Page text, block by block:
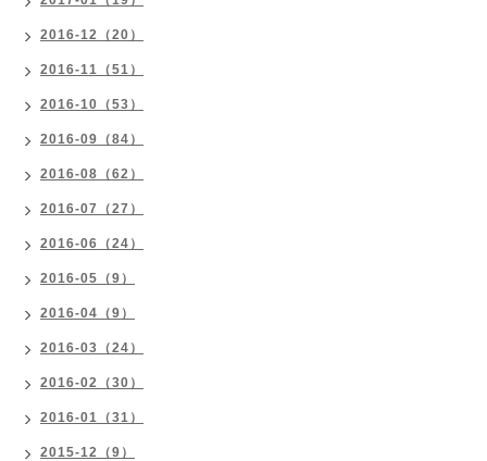
2016-12（20）
2016-11（51）
2016-10（53）
2016-09（84）
2016-08（62）
2016-07（27）
2016-06（24）
2016-05（9）
2016-04（9）
2016-03（24）
2016-02（30）
2016-01（31）
2015-12（9）